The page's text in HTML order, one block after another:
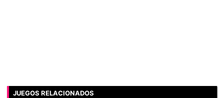
JUEGOS RELACIONADOS